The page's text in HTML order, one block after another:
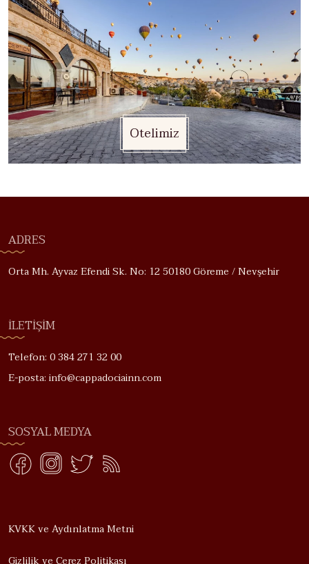
Otelimiz
ADRES
Orta Mh. Ayvaz Efendi Sk. No: 12 50180 Göreme / Nevşehir
İLETIŞIM
Telefon: 0 384 271 32 00
E-posta: info@cappadociainn.com
SOSYAL MEDYA
KVKK ve Aydınlatma Metni
Gizlilik ve Çerez Politikası